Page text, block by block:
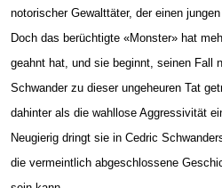
notorischer Gewalttäter, der einen
Doch das berüchtigte «Monster» hat
geahnt hat, und sie beginnt, seinen Fall
Schwander zu dieser ungeheuren Tat
dahinter als die wahllose Aggressivität
Neugierig dringt sie in Cedric
die vermeintlich abgeschlossene